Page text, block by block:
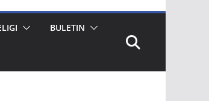
BULETIN